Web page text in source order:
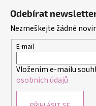
Odebírat
Nezmeškejte žádné
E-mail
Vložením e-mailu
osobních údajů